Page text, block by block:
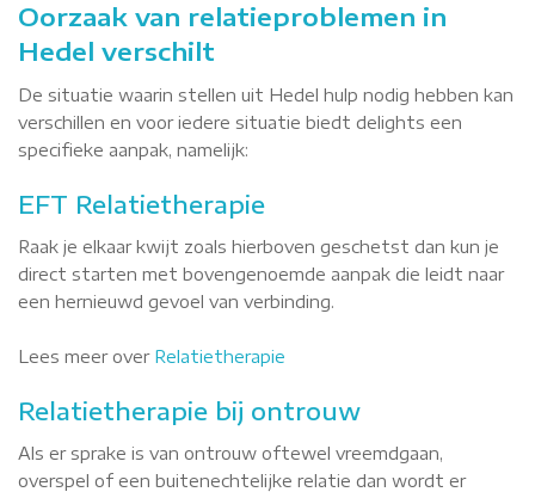
Oorzaak van relatieproblemen in
Hedel verschilt
De situatie waarin stellen uit Hedel hulp nodig hebben kan
verschillen en voor iedere situatie biedt delights een
specifieke aanpak, namelijk:
EFT Relatietherapie
Raak je elkaar kwijt zoals hierboven geschetst dan kun je
direct starten met bovengenoemde aanpak die leidt naar
een hernieuwd gevoel van verbinding.
Lees meer over Relatietherapie
Relatietherapie bij ontrouw
Als er sprake is van ontrouw oftewel vreemdgaan,
overspel of een buitenechtelijke relatie dan wordt er